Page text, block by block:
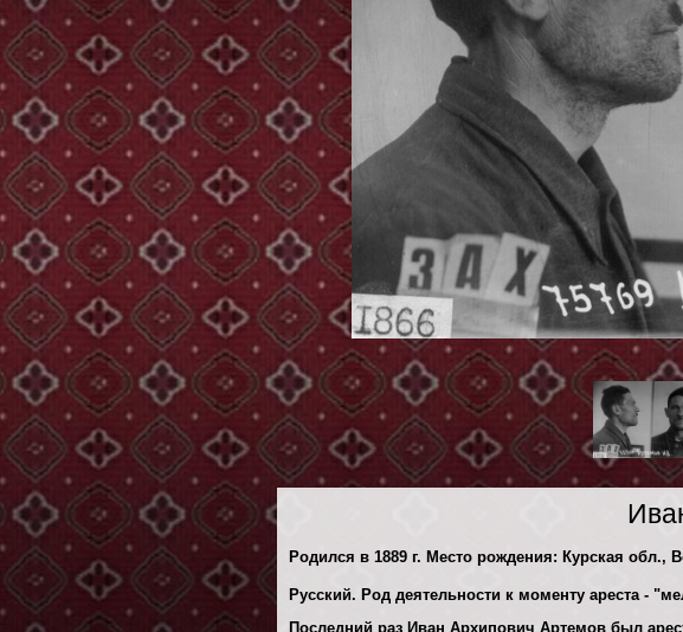
Родился в 1889 г. Место рождения: Курская обл.,
Русский. Род деятельности к моменту ареста -
Последний раз Иван Архипович Артемов был